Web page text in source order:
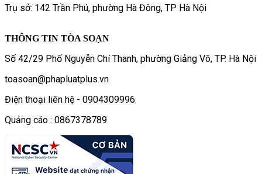
Trụ sở: 142 Trần Phú, phường Hà Đông, TP Hà Nội
THÔNG TIN TÒA SOẠN
Số 42/29 Phố Nguyễn Chí Thanh, phường Giảng Võ, TP. Hà Nội
toasoan@phapluatplus.vn
Điện thoại liên hệ - 0904309996
Quảng cáo : 0867378789